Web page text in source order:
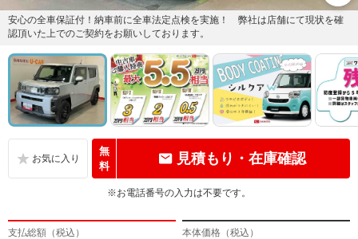
安心の全車保証付！納車前に全車法定点検を実施！ 弊社は店舗にて現状を確
認頂いた上でのご契約をお願いしております。
無
料
見積もり・在庫確認
※お電話番号の入力は不要です。
支払総額（税込） 本体価格（税込）